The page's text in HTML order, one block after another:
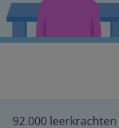
92.000